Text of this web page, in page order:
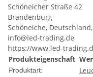
Schöneicher Straße 42
Brandenburg
Schöneiche,
info@led-trading.de
https://www.led-
Produkteigenschaft
Produktart: